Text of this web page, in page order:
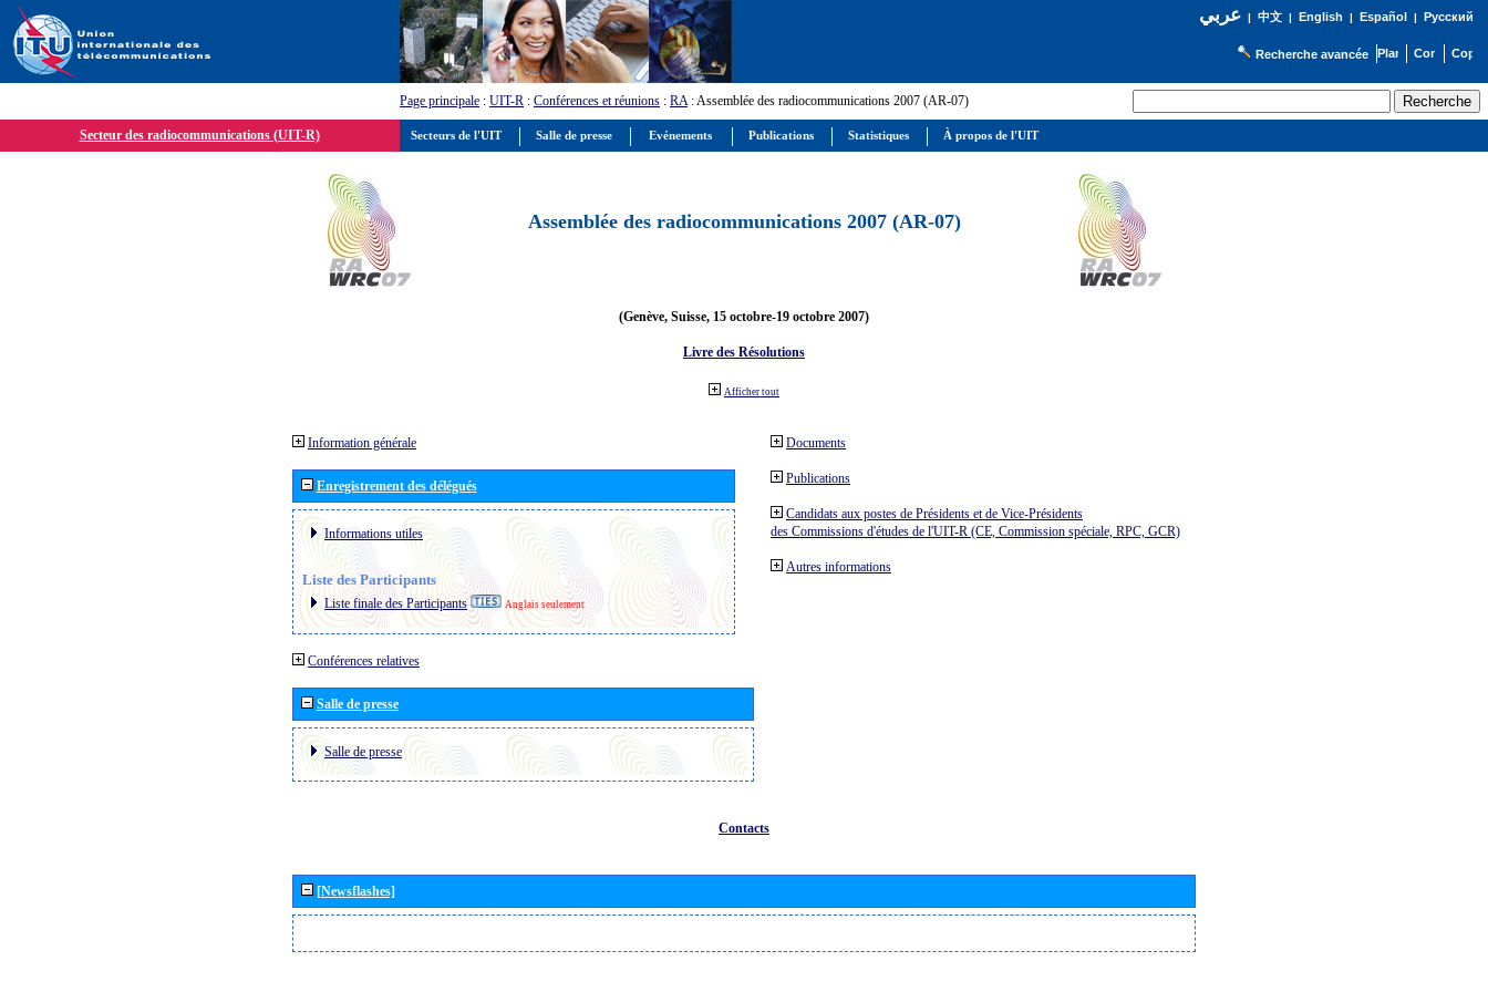
عربي| 中文| English | Español | Русский
Recherche avancée
Page principale : UIT-R : Conférences et réunions : RA: Assemblée des radiocommunications 2007 (AR-07)
Secteur des radiocommunications (UIT-R)
Assemblée des radiocommunications 2007 (AR-07)
(Genève, Suisse, 15 octobre-19 octobre 2007)
Livre des Résolutions
Afficher tout
Information générale
Enregistrement des délégués
Informations utiles
Liste des Participants
Liste finale des Participants Anglais seulement
Conférences relatives
Salle de presse
Salle de presse
Documents
Publications
Candidats aux postes de Présidents et de Vice-Présidents
des Commissions d'études de l'UIT-R (CE, Commission spéciale, RPC, GCR)
Autres informations
Contacts
[Newsflashes]
Secteurs de l'UIT Salle de presse Evénements Publications Statistiques À propos de l'UIT